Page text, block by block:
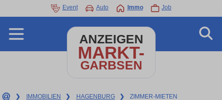
Event Auto Immo Job
ANZEIGEN
MARKT-
GARBSEN
❯ IMMOBILIEN ❯ HAGENBURG ❯ ZIMMER-MIETEN